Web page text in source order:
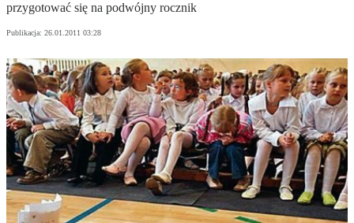
przygotować się na podwójny rocznik
Publikacja: 26.01.2011 03:28